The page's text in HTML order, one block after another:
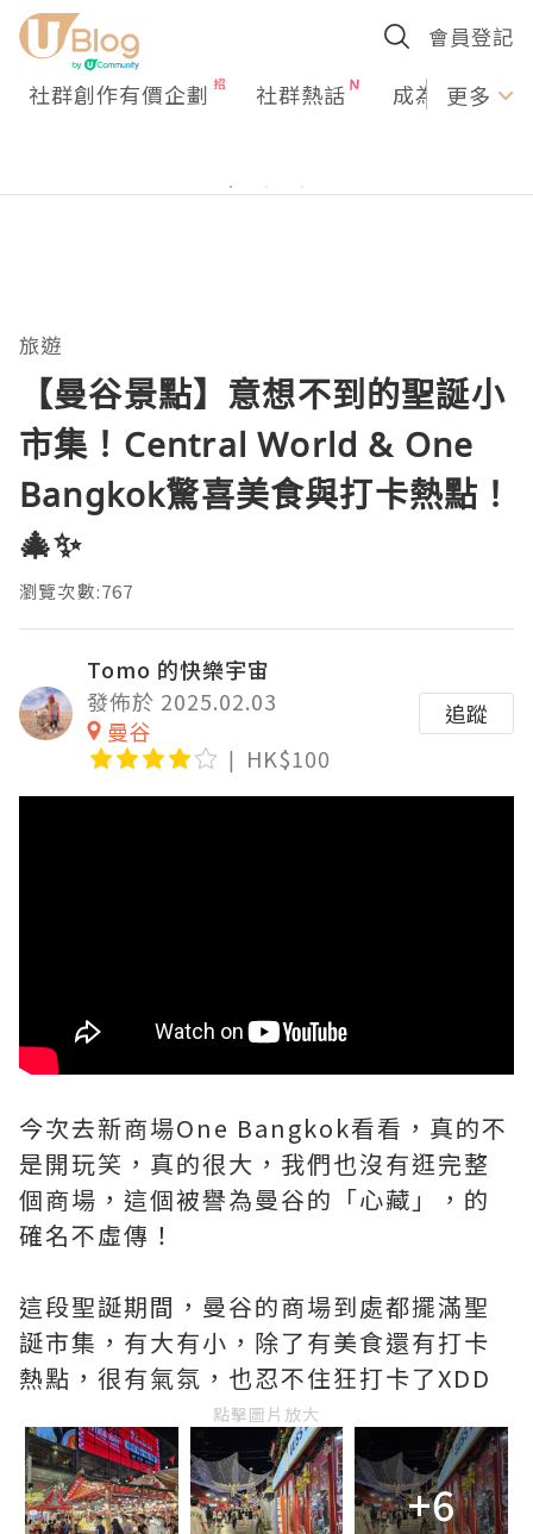
會員登記
社群創作有價企劃 社群熱話 成為U更多
旅遊
【曼谷景點】意想不到的聖誕小
市集！Central World & One
Bangkok驚喜美食與打卡熱點！
🎄✨
瀏覽次數:767
Tomo 的快樂宇宙
發佈於 2025.02.03
曼谷
HK$100
追蹤
今次去新商場One Bangkok看看，真的不
是開玩笑，真的很大，我們也沒有逛完整
個商場，這個被譽為曼谷的「心藏」，的
確名不虛傳！
這段聖誕期間，曼谷的商場到處都擺滿聖
誕市集，有大有小，除了有美食還有打卡
熱點，很有氣氛，也忍不住狂打卡了XDD
點擊圖片放大
+6